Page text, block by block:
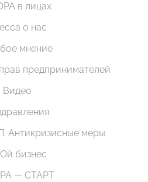
в лицах
о нас
мнение
предпринимателей
Видео
Антикризисные меры
бизнес
— СТАРТ